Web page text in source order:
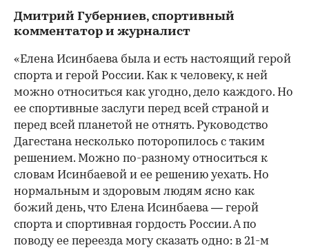
Дмитрий Губерниев, спортивный
комментатор и журналист
«Елена Исинбаева была и есть настоящий герой
спорта и герой России. Как к человеку, к ней
можно относиться как угодно, дело каждого. Но
ее спортивные заслуги перед всей страной и
перед всей планетой не отнять. Руководство
Дагестана несколько поторопилось с таким
решением. Можно по-разному относиться к
словам Исинбаевой и ее решению уехать. Но
нормальным и здоровым людям ясно как
божий день, что Елена Исинбаева — герой
спорта и спортивная гордость России. А по
поводу ее переезда могу сказать одно: в 21-м